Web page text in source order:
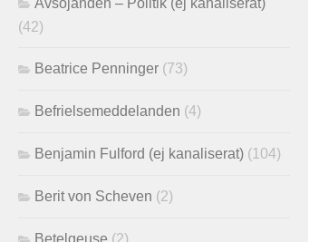
Avsöjanden – Politik (ej kanaliserat)
(42)
Beatrice Penninger (73)
Befrielsemeddelanden (4)
Benjamin Fulford (ej kanaliserat) (104)
Berit von Scheven (2)
Betelgeuse (2)